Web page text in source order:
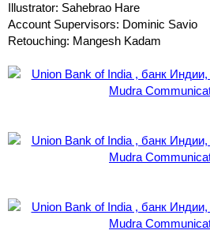
Illustrator: Sahebrao Hare
Account Supervisors: Dominic Savio
Retouching: Mangesh Kadam